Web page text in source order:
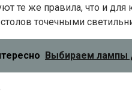
те же правила, что и
столов точечными
Выбираем лампы